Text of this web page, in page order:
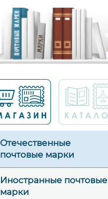
Отечественные
почтовые марки
Иностранные почтовые
марки